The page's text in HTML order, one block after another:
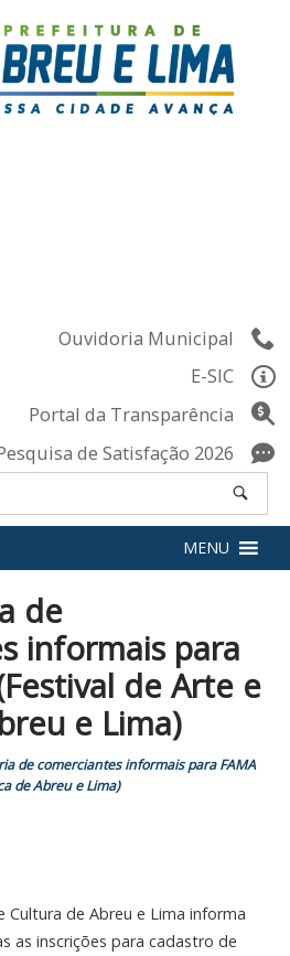
Ouvidoria Municipal
E-SIC
Portal da Transparência
de Satisfação 2026
MENU
de
informais para
de Arte e
e Lima)
de comerciantes informais para FAMA
de Abreu e Lima)
Cultura de Abreu e Lima informa
as inscrições para cadastro de